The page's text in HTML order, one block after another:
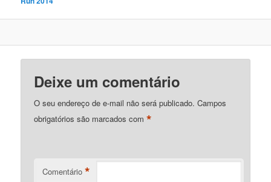
Deixe um comentário
O seu endereço de e-mail não será publicado. Campos
obrigatórios são marcados com*
Comentário *